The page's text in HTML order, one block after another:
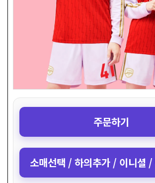
주문하기
소매선택 / 하의추가 / 이니셜 /